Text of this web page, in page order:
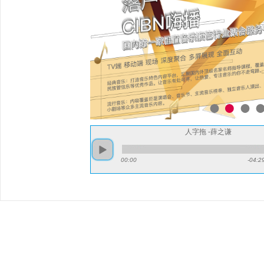
人字拖 -薛之谦
00:00 -